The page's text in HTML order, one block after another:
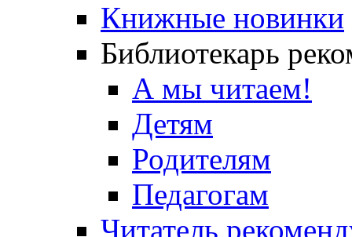
Книжные новинки
Библиотекарь
А мы читаем!
Детям
Родителям
Педагогам
Читатель